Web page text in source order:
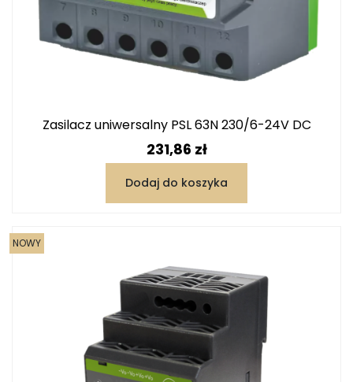
Zasilacz uniwersalny PSL 63N 230/6-24V DC
Cena
231,86 zł
Dodaj do koszyka
NOWY